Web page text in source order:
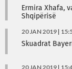
Ermira Xhafa,
Shqipërisë
20 JAN 2019 |
Skuadrat
20 JAN 2019 |